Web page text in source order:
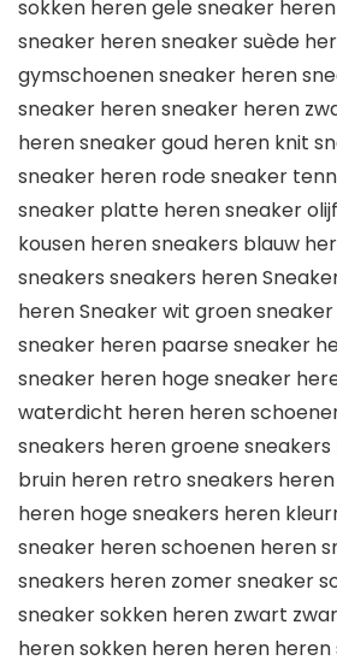
sokken heren gele sneaker
sneaker heren sneaker suède
gymschoenen sneaker heren
sneaker heren sneaker heren
heren sneaker goud heren knit
sneaker heren rode sneaker
sneaker platte heren sneaker
kousen heren sneakers blauw
sneakers sneakers heren
heren Sneaker wit groen
sneaker heren paarse sneaker
sneaker heren hoge sneaker
waterdicht heren heren
sneakers heren groene
bruin heren retro sneakers
heren hoge sneakers heren
sneaker heren schoenen heren
sneakers heren zomer sneaker
sneaker sokken heren zwart
heren sokken heren heren